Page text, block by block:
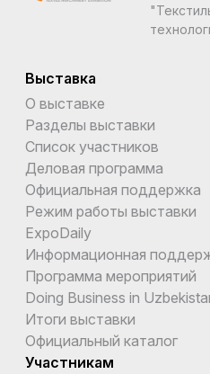
Выставка
О выставке
Разделы выставки
Список участников
Деловая программа
Официальная поддержка
Режим работы выставки
ExpoDaily
Информационная
Программа мероприятий
Doing Business in
Итоги выставки
Официальный каталог
Участникам